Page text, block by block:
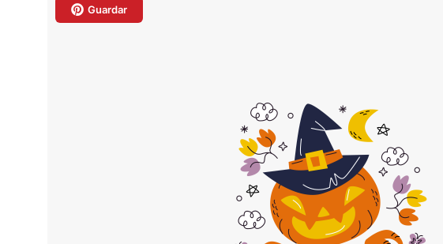
Guardar